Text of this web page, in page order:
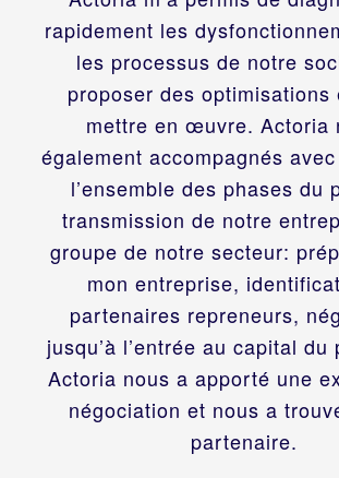
rapidement les
les processus de notre
proposer des optimisations
mettre en œuvre. Actoria
également accompagnés
l’ensemble des phases du
transmission de notre
groupe de notre secteur:
mon entreprise,
partenaires repreneurs,
jusqu’à l’entrée au capital du
Actoria nous a apporté une
négociation et nous a
partenaire.